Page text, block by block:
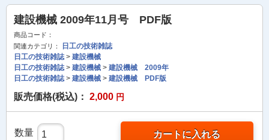
建設機械 2009年11月号 PDF版
商品コード：
関連カテゴリ：
日工の技術雑誌
日工の技術雑誌> 建設機械
日工の技術雑誌> 建設機械 > 建設機械 2009年
日工の技術雑誌> 建設機械 > 建設機械 PDF版
販売価格(税込)： 2,000 円
数量 カートに入れる